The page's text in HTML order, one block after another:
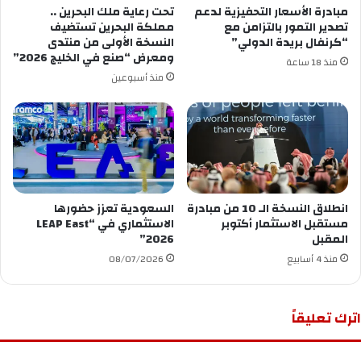
مبادرة الأسعار التحفيزية لدعم
تصدير التمور بالتزامن مع
“كرنفال بريدة الدولي”
منذ 18 ساعة
تحت رعاية ملك البحرين ..
مملكة البحرين تستضيف
النسخة الأولى من منتدى
ومعرض “صنع في الخليج 2026”
منذ أسبوعين
انطلاق النسخة الـ 10 من مبادرة
مستقبل الاستثمار أكتوبر
المقبل
منذ 4 أسابيع
السعودية تعزز حضورها
الاستثماري في “LEAP East
2026”
08/07/2026
اترك تعليقاً